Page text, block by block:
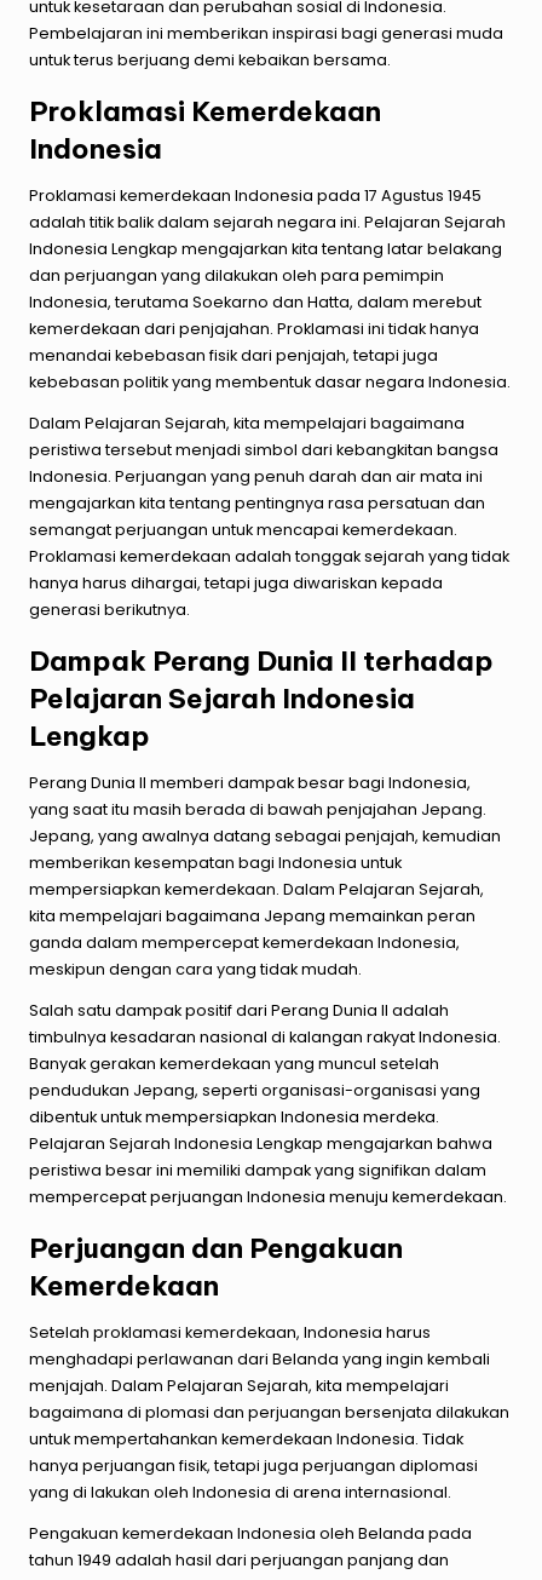
untuk kesetaraan dan perubahan sosial di Indonesia.
Pembelajaran ini memberikan inspirasi bagi generasi muda
untuk terus berjuang demi kebaikan bersama.
Proklamasi Kemerdekaan
Indonesia
Proklamasi kemerdekaan Indonesia pada 17 Agustus 1945
adalah titik balik dalam sejarah negara ini. Pelajaran Sejarah
Indonesia Lengkap mengajarkan kita tentang latar belakang
dan perjuangan yang dilakukan oleh para pemimpin
Indonesia, terutama Soekarno dan Hatta, dalam merebut
kemerdekaan dari penjajahan. Proklamasi ini tidak hanya
menandai kebebasan fisik dari penjajah, tetapi juga
kebebasan politik yang membentuk dasar negara Indonesia.
Dalam Pelajaran Sejarah, kita mempelajari bagaimana
peristiwa tersebut menjadi simbol dari kebangkitan bangsa
Indonesia. Perjuangan yang penuh darah dan air mata ini
mengajarkan kita tentang pentingnya rasa persatuan dan
semangat perjuangan untuk mencapai kemerdekaan.
Proklamasi kemerdekaan adalah tonggak sejarah yang tidak
hanya harus dihargai, tetapi juga diwariskan kepada
generasi berikutnya.
Dampak Perang Dunia II terhadap
Pelajaran Sejarah Indonesia
Lengkap
Perang Dunia II memberi dampak besar bagi Indonesia,
yang saat itu masih berada di bawah penjajahan Jepang.
Jepang, yang awalnya datang sebagai penjajah, kemudian
memberikan kesempatan bagi Indonesia untuk
mempersiapkan kemerdekaan. Dalam Pelajaran Sejarah,
kita mempelajari bagaimana Jepang memainkan peran
ganda dalam mempercepat kemerdekaan Indonesia,
meskipun dengan cara yang tidak mudah.
Salah satu dampak positif dari Perang Dunia II adalah
timbulnya kesadaran nasional di kalangan rakyat Indonesia.
Banyak gerakan kemerdekaan yang muncul setelah
pendudukan Jepang, seperti organisasi-organisasi yang
dibentuk untuk mempersiapkan Indonesia merdeka.
Pelajaran Sejarah Indonesia Lengkap mengajarkan bahwa
peristiwa besar ini memiliki dampak yang signifikan dalam
mempercepat perjuangan Indonesia menuju kemerdekaan.
Perjuangan dan Pengakuan
Kemerdekaan
Setelah proklamasi kemerdekaan, Indonesia harus
menghadapi perlawanan dari Belanda yang ingin kembali
menjajah. Dalam Pelajaran Sejarah, kita mempelajari
bagaimana di plomasi dan perjuangan bersenjata dilakukan
untuk mempertahankan kemerdekaan Indonesia. Tidak
hanya perjuangan fisik, tetapi juga perjuangan diplomasi
yang di lakukan oleh Indonesia di arena internasional.
Pengakuan kemerdekaan Indonesia oleh Belanda pada
tahun 1949 adalah hasil dari perjuangan panjang dan